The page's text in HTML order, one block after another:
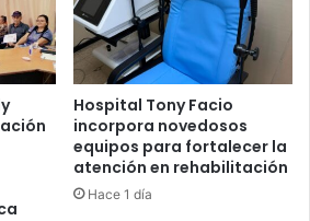
Hospital Tony Facio
incorpora novedosos
equipos para fortalecer la
atención en rehabilitación
Hace 1 día